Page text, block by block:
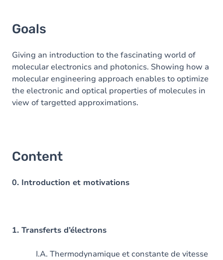
Goals
Giving an introduction to the fascinating world of
molecular electronics and photonics. Showing how a
molecular engineering approach enables to optimize
the electronic and optical properties of molecules in
view of targetted approximations.
Content
0. Introduction et motivations
1. Transferts d’électrons
I.A. Thermodynamique et constante de vitesse